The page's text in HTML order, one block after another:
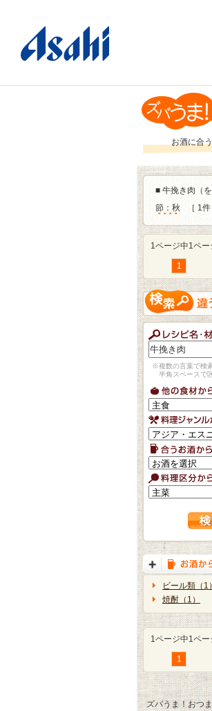
お酒に合
■ 牛挽き肉（を
節：秋
［ 1件
1ページ中1ペ
1
※複数の言葉で検
半角スペースで
ビール類（1）
焼酎（1）
1ページ中1ペ
1
ズバうま！おつ